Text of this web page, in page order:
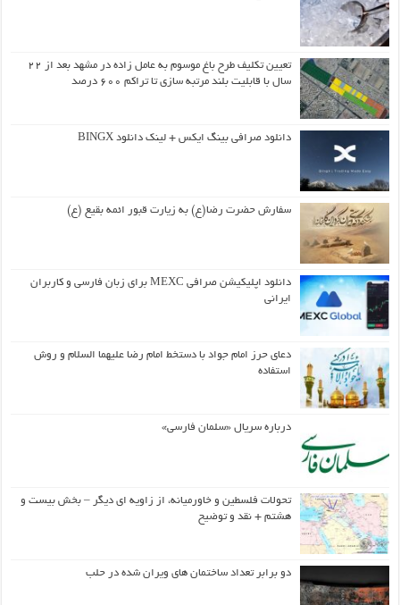
تعیین تکلیف طرح باغ موسوم به عامل زاده در مشهد بعد از ۲۲
سال با قابلیت بلند مرتبه سازی تا تراکم ۶۰۰ درصد
دانلود صرافی بینگ ایکس + لینک دانلود BINGX
سفارش حضرت رضا(ع) به زیارت قبور ائمه بقیع (ع)
دانلود اپلیکیشن صرافی MEXC برای زبان فارسی و کاربران
ایرانی
دعای حرز امام جواد با دستخط امام رضا علیهما السلام و روش
استفاده
درباره سریال «سلمان فارسی»
تحولات فلسطین و خاورمیانه، از زاویه ای دیگر – بخش بیست و
هشتم + نقد و توضیح
دو برابر تعداد ساختمان های ویران شده در حلب